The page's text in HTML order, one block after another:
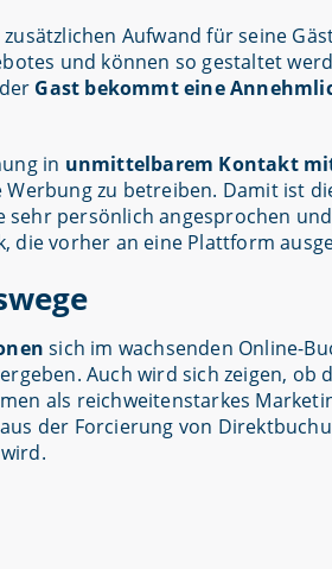
Aufwand für seine
und können so gestaltet
Gast bekommt eine
in unmittelbarem Kontakt
zu betreiben. Damit ist
persönlich angesprochen
die vorher an eine Plattform
sich im wachsenden Online-
Auch wird sich zeigen, ob
als reichweitenstarkes
aus der Forcierung von